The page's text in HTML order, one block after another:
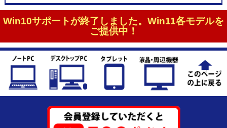
Win10サポートが終了しました。Win11各モデルを
ご提供中！